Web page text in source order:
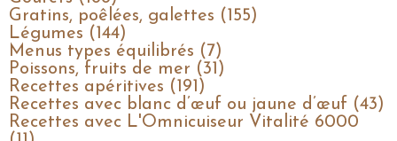
Gratins, poêlées, galettes (155)
Légumes (144)
Menus types équilibrés (7)
Poissons, fruits de mer (31)
Recettes apéritives (191)
Recettes avec blanc d’œuf ou jaune d’œuf (43)
Recettes avec L'Omnicuiseur Vitalité 6000